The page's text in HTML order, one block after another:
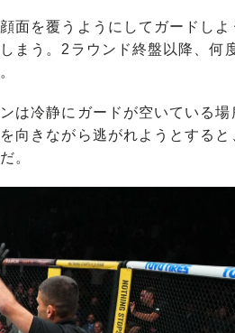
面を覆うようにしてガードしよ
まう。2ラウンド終盤以降、何
は冷静にガードが空いている場
向きながら逃がれようとすると
。